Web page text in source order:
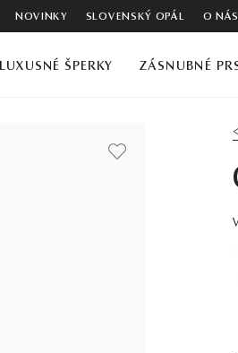
NOVINKY SLOVENSKÝ OPÁL O NÁS
LUXUSNÉ ŠPERKY ZÁSNUBNÉ